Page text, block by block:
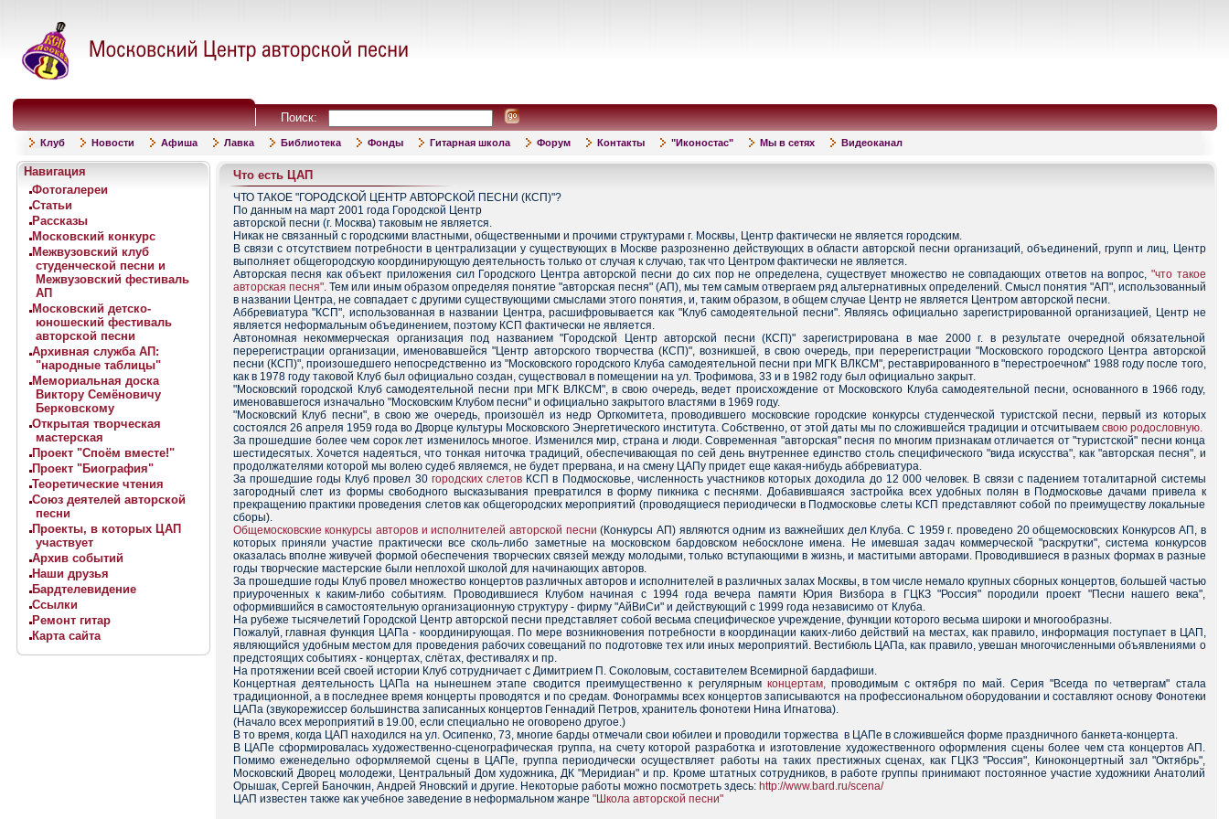
Поиск:
Клуб Новости Афиша Лавка Библиотека Фонды Гитарная школа Форум Контакты "Иконостас" Мы в сетях Видеоканал
Навигация
Фотогалереи
Статьи
Рассказы
Московский конкурс
Межвузовский клуб
студенческой песни и
Межвузовский фестиваль
АП
Московский детско-
юношеский фестиваль
авторской песни
Архивная служба АП:
"народные таблицы"
Мемориальная доска
Виктору Семёновичу
Берковскому
Открытая творческая
мастерская
Проект "Споём вместе!"
Проект "Биография"
Теоретические чтения
Союз деятелей авторской
песни
Проекты, в которых ЦАП
участвует
Архив событий
Наши друзья
Бардтелевидение
Ссылки
Ремонт гитар
Карта сайта
Что есть ЦАП
ЧТО ТАКОЕ "ГОРОДСКОЙ ЦЕНТР АВТОРСКОЙ ПЕСНИ (КСП)"?
По данным на март 2001 года Городской Центр
авторской песни (г. Москва) таковым не является.
Никак не связанный с городскими властными, общественными и прочими структурами г. Москвы, Центр фактически не является городским.
В связи с отсутствием потребности в централизации у существующих в Москве разрозненно действующих в области авторской песни организаций, объединений, групп и лиц, Центр
выполняет общегородскую координирующую деятельность только от случая к случаю, так что Центром фактически не является.
Авторская песня как объект приложения сил Городского Центра авторской песни до сих пор не определена, существует множество не совпадающих ответов на вопрос, "что такое
авторская песня".Тем или иным образом определяя понятие "авторская песня" (АП), мы тем самым отвергаем ряд альтернативных определений. Смысл понятия "АП", использованный
в названии Центра, не совпадает с другими существующими смыслами этого понятия, и, таким образом, в общем случае Центр не является Центром авторской песни.
Аббревиатура "КСП", использованная в названии Центра, расшифровывается как "Клуб самодеятельной песни". Являясь официально зарегистрированной организацией, Центр не
является неформальным объединением, поэтому КСП фактически не является.
Автономная некоммерческая организация под названием "Городской Центр авторской песни (КСП)" зарегистрирована в мае 2000 г. в результате очередной обязательной
перерегистрации организации, именовавшейся "Центр авторского творчества (КСП)", возникшей, в свою очередь, при перерегистрации "Московского городского Центра авторской
песни (КСП)", произошедшего непосредственно из "Московского городского Клуба самодеятельной песни при МГК ВЛКСМ", реставрированного в "перестроечном" 1988 году после того,
как в 1978 году таковой Клуб был официально создан, существовал в помещении на ул. Трофимова, 33 и в 1982 году был официально закрыт.
"Московский городской Клуб самодеятельной песни при МГК ВЛКСМ", в свою очередь, ведет происхождение от Московского Клуба самодеятельной песни, основанного в 1966 году,
именовавшегося изначально "Московским Клубом песни" и официально закрытого властями в 1969 году.
"Московский Клуб песни", в свою же очередь, произошёл из недр Оргкомитета, проводившего московские городские конкурсы студенческой туристской песни, первый из которых
состоялся 26 апреля 1959 года во Дворце культуры Московского Энергетического института. Собственно, от этой даты мы по сложившейся традиции и отсчитываем свою родословную.
За прошедшие более чем сорок лет изменилось многое. Изменился мир, страна и люди. Современная "авторская" песня по многим признакам отличается от "туристской" песни конца
шестидесятых. Хочется надеяться, что тонкая ниточка традиций, обеспечивающая по сей день внутреннее единство столь специфического "вида искусства", как "авторская песня", и
продолжателями которой мы волею судеб являемся, не будет прервана, и на смену ЦАПу придет еще какая-нибудь аббревиатура.
За прошедшие годы Клуб провел 30 городских слетовКСП в Подмосковье, численность участников которых доходила до 12 000 человек. В связи с падением тоталитарной системы
загородный слет из формы свободного высказывания превратился в форму пикника с песнями. Добавившаяся застройка всех удобных полян в Подмосковье дачами привела к
прекращению практики проведения слетов как общегородских мероприятий (проводящиеся периодически в Подмосковье слеты КСП представляют собой по преимуществу локальные
сборы).
Общемосковские конкурсы авторов и исполнителей авторской песни (Конкурсы АП) являются одним из важнейших дел Клуба. С 1959 г. проведено 20 общемосковских Конкурсов АП, в
которых приняли участие практически все сколь-либо заметные на московском бардовском небосклоне имена. Не имевшая задач коммерческой "раскрутки", система конкурсов
оказалась вполне живучей формой обеспечения творческих связей между молодыми, только вступающими в жизнь, и маститыми авторами. Проводившиеся в разных формах в разные
годы творческие мастерские были неплохой школой для начинающих авторов.
За прошедшие годы Клуб провел множество концертов различных авторов и исполнителей в различных залах Москвы, в том числе немало крупных сборных концертов, большей частью
приуроченных к каким-либо событиям. Проводившиеся Клубом начиная с 1994 года вечера памяти Юрия Визбора в ГЦКЗ "Россия" породили проект "Песни нашего века",
оформившийся в самостоятельную организационную структуру - фирму "АйВиСи" и действующий с 1999 года независимо от Клуба.
На рубеже тысячелетий Городской Центр авторской песни представляет собой весьма специфическое учреждение, функции которого весьма широки и многообразны.
Пожалуй, главная функция ЦАПа - координирующая. По мере возникновения потребности в координации каких-либо действий на местах, как правило, информация поступает в ЦАП,
являющийся удобным местом для проведения рабочих совещаний по подготовке тех или иных мероприятий. Вестибюль ЦАПа, как правило, увешан многочисленными объявлениями о
предстоящих событиях - концертах, слётах, фестивалях и пр.
На протяжении всей своей истории Клуб сотрудничает с Димитрием П. Соколовым, составителем Всемирной бардафиши.
Концертная деятельность ЦАПа на нынешнем этапе сводится преимущественно к регулярным концертам, проводимым с октября по май. Серия "Всегда по четвергам" стала
традиционной, а в последнее время концерты проводятся и по средам. Фонограммы всех концертов записываются на профессиональном оборудовании и составляют основу Фонотеки
ЦАПа (звукорежиссер большинства записанных концертов Геннадий Петров, хранитель фонотеки Нина Игнатова).
(Начало всех мероприятий в 19.00, если специально не оговорено другое.)
В то время, когда ЦАП находился на ул. Осипенко, 73, многие барды отмечали свои юбилеи и проводили торжества в ЦАПе в сложившейся форме праздничного банкета-концерта.
В ЦАПе сформировалась художественно-сценографическая группа, на счету которой разработка и изготовление художественного оформления сцены более чем ста концертов АП.
Помимо еженедельно оформляемой сцены в ЦАПе, группа периодически осуществляет работы на таких престижных сценах, как ГЦКЗ "Россия", Киноконцертный зал "Октябрь",
Московский Дворец молодежи, Центральный Дом художника, ДК "Меридиан" и пр. Кроме штатных сотрудников, в работе группы принимают постоянное участие художники Анатолий
Орышак, Сергей Баночкин, Андрей Яновский и другие. Некоторые работы можно посмотреть здесь: http://www.bard.ru/scena/
ЦАП известен также как учебное заведение в неформальном жанре "Школа авторской песни"